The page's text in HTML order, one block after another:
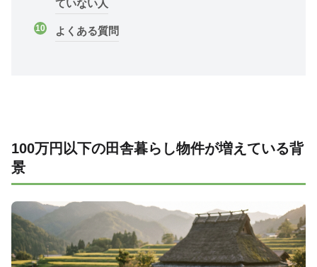
ていない人
よくある質問
100万円以下の田舎暮らし物件が増えている背
景